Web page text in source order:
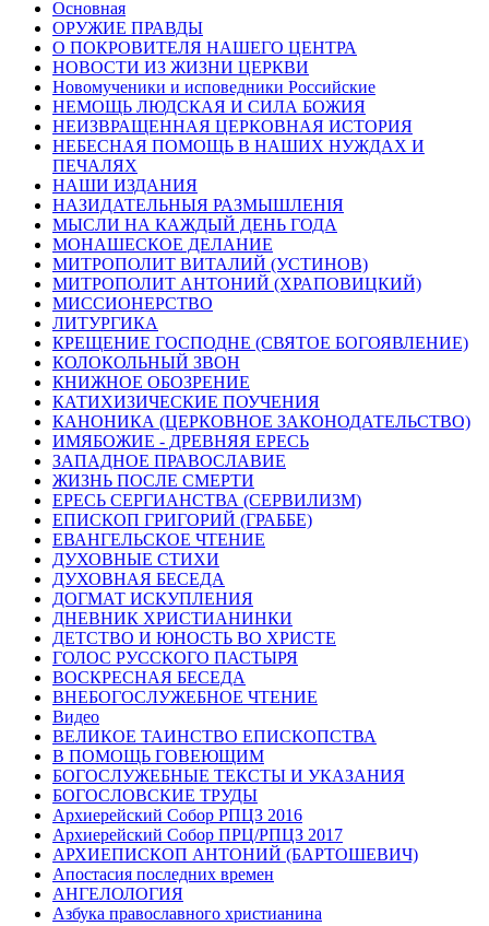
Основная
ОРУЖИЕ ПРАВДЫ
О ПОКРОВИТЕЛЯ НАШЕГО ЦЕНТРА
НОВОСТИ ИЗ ЖИЗНИ ЦЕРКВИ
Новомученики и исповедники Российские
НЕМОЩЬ ЛЮДСКАЯ И СИЛА БОЖИЯ
НЕИЗВРАЩЕННАЯ ЦЕРКОВНАЯ ИСТОРИЯ
НЕБЕСНАЯ ПОМОЩЬ В НАШИХ НУЖДАХ И
ПЕЧАЛЯХ
НАШИ ИЗДАНИЯ
НАЗИДАТЕЛЬНЫЯ РАЗМЫШЛЕНІЯ
МЫСЛИ НА КАЖДЫЙ ДЕНЬ ГОДА
МОНАШЕСКОЕ ДЕЛАНИЕ
МИТРОПОЛИТ ВИТАЛИЙ (УСТИНОВ)
МИТРОПОЛИТ АНТОНИЙ (ХРАПОВИЦКИЙ)
МИССИОНЕРСТВО
ЛИТУРГИКА
КРЕЩЕНИЕ ГОСПОДНЕ (СВЯТОЕ БОГОЯВЛЕНИЕ)
КОЛОКОЛЬНЫЙ ЗВОН
КНИЖНОЕ ОБОЗРЕНИЕ
КАТИХИЗИЧЕСКИЕ ПОУЧЕНИЯ
КАНОНИКА (ЦЕРКОВНОЕ ЗАКОНОДАТЕЛЬСТВО)
ИМЯБОЖИЕ - ДРЕВНЯЯ ЕРЕСЬ
ЗАПАДНОЕ ПРАВОСЛАВИЕ
ЖИЗНЬ ПОСЛЕ СМЕРТИ
ЕРЕСЬ СЕРГИАНСТВА (СЕРВИЛИЗМ)
ЕПИСКОП ГРИГОРИЙ (ГРАББЕ)
ЕВАНГЕЛЬСКОЕ ЧТЕНИЕ
ДУХОВНЫЕ СТИХИ
ДУХОВНАЯ БЕСЕДА
ДОГМАТ ИСКУПЛЕНИЯ
ДНЕВНИК ХРИСТИАНИНКИ
ДЕТСТВО И ЮНОСТЬ ВО ХРИСТЕ
ГОЛОС РУССКОГО ПАСТЫРЯ
ВОСКРЕСНАЯ БЕСЕДА
ВНЕБОГОСЛУЖЕБНОЕ ЧТЕНИЕ
Видео
ВЕЛИКОЕ ТАИНСТВО ЕПИСКОПСТВА
В ПОМОЩЬ ГОВЕЮЩИМ
БОГОСЛУЖЕБНЫЕ ТЕКСТЫ И УКАЗАНИЯ
БОГОСЛОВСКИЕ ТРУДЫ
Архиерейский Собор РПЦЗ 2016
Архиерейский Собор ПРЦ/РПЦЗ 2017
АРХИЕПИСКОП АНТОНИЙ (БАРТОШЕВИЧ)
Апостасия последних времен
АНГЕЛОЛОГИЯ
Азбука православного христианина